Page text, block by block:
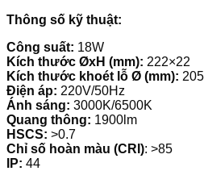
Thông số kỹ thuật:
Công suất: 18W
Kích thước ØxH (mm): 222×22
Kích thước khoét lỗ Ø (mm): 205
Điện áp: 220V/50Hz
Ánh sáng: 3000K/6500K
Quang thông: 1900lm
HSCS: >0.7
Chỉ số hoàn màu (CRI): >85
IP: 44